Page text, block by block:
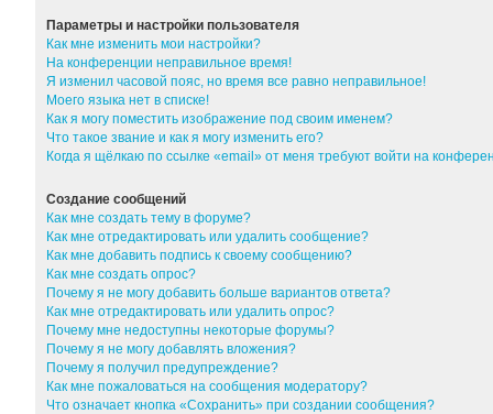
Параметры и настройки пользователя
Как мне изменить мои настройки?
На конференции неправильное время!
Я изменил часовой пояс, но время все равно неправильное!
Моего языка нет в списке!
Как я могу поместить изображение под своим именем?
Что такое звание и как я могу изменить его?
Когда я щёлкаю по ссылке «email» от меня требуют войти на
Создание сообщений
Как мне создать тему в форуме?
Как мне отредактировать или удалить сообщение?
Как мне добавить подпись к своему сообщению?
Как мне создать опрос?
Почему я не могу добавить больше вариантов ответа?
Как мне отредактировать или удалить опрос?
Почему мне недоступны некоторые форумы?
Почему я не могу добавлять вложения?
Почему я получил предупреждение?
Как мне пожаловаться на сообщения модератору?
Что означает кнопка «Сохранить» при создании сообщения?